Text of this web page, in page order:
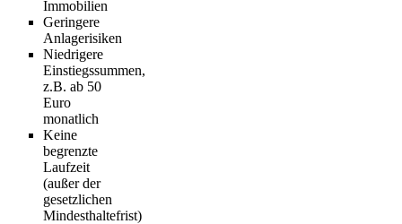
Immobilien
Geringere
Anlagerisiken
Niedrigere
Einstiegssummen,
z.B. ab 50
Euro
monatlich
Keine
begrenzte
Laufzeit
(außer der
gesetzlichen
Mindesthaltefrist)